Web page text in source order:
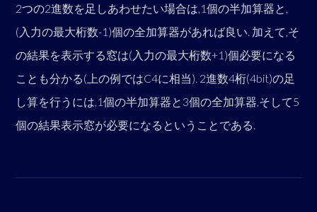
2つの2進数を足しあわせたい場合は,1個の半加算器と,
(入力の最大桁数-1)個の全加算器があれば良い. 加えて,そ
の結果を表示する窓は(入力の最大桁数+1)個必要になる
ことも分かる(上の例ではC4に相当). 2進数4桁(4bit)の足
し算を行うには,1個の半加算器と3個の全加算器,そして5
個の結果表示窓が必要になるということである.